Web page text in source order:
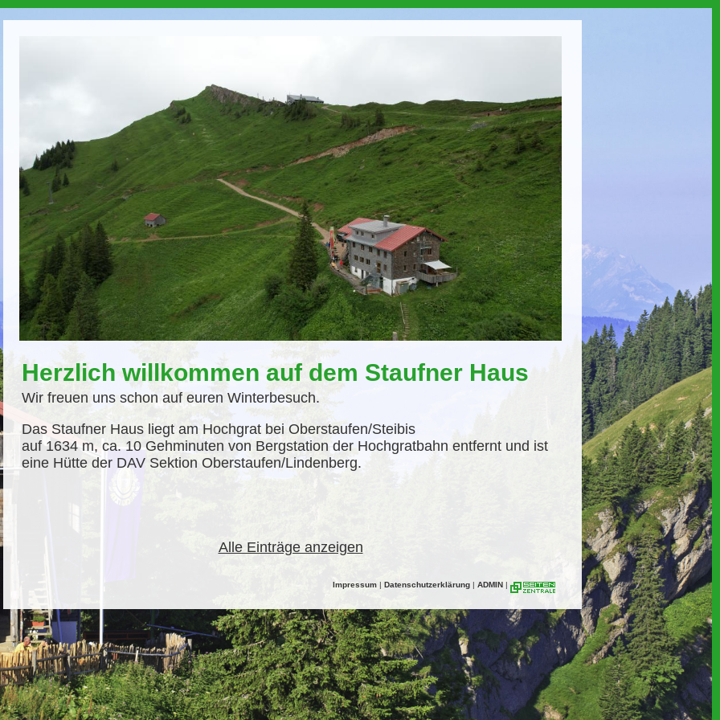
Herzlich willkommen auf dem Staufner Haus
Wir freuen uns schon auf euren Winterbesuch.
Das Staufner Haus liegt am Hochgrat bei Oberstaufen/Steibis
auf 1634 m, ca. 10 Gehminuten von Bergstation der Hochgratbahn entfernt und ist
eine Hütte der DAV Sektion Oberstaufen/Lindenberg.
Alle Einträge anzeigen
Impressum Datenschutzerklärung ADMIN